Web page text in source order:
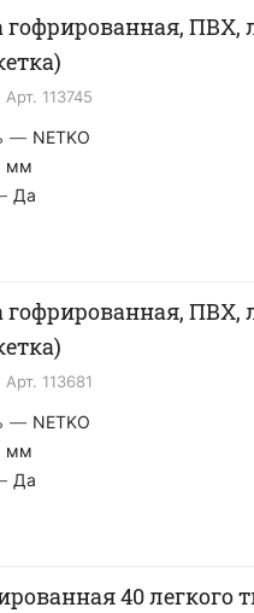
гофрированная, ПВХ,
Арт. 113745
— NETKO
мм
Да
гофрированная, ПВХ,
Арт. 113681
— NETKO
мм
Да
40 легкого